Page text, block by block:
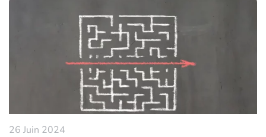
26 Juin 2024